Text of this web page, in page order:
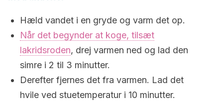
Hæld vandet i en gryde og varm det op.
Når det begynder at koge, tilsæt
lakridsroden, drej varmen ned og lad den
simre i 2 til 3 minutter.
Derefter fjernes det fra varmen. Lad det
hvile ved stuetemperatur i 10 minutter.